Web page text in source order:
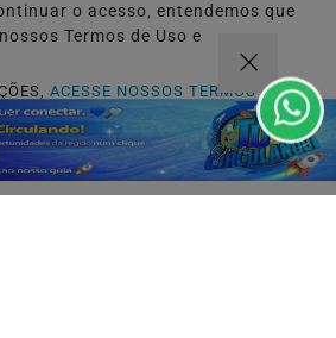
MINHA CONTA
o acesso, entendemos que
Termos de Uso e
ACESSE NOSSOS TERMOS
PROSSEGUIR